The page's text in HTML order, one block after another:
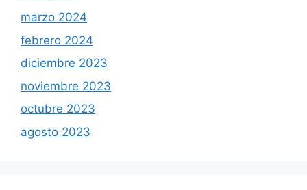
marzo 2024
febrero 2024
diciembre 2023
noviembre 2023
octubre 2023
agosto 2023